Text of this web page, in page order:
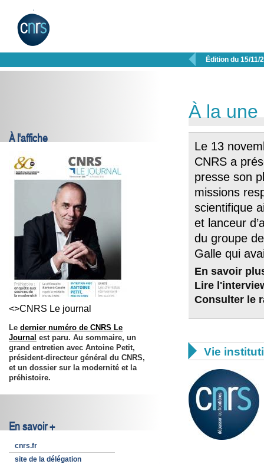
 Édition du 15/11/
À l'affiche
<>CNRS Le journal
Le dernier numéro de CNRS Le
Journal est paru. Au sommaire, un
grand entretien avec Antoine Petit,
président-directeur général du CNRS,
et un dossier sur la modernité et la
préhistoire.
En savoir +
cnrs.fr
site de la délégation
À la une
Le 13
CNRS a
presse son
missions
scientifique
et lanceur
du groupe
Galle qui
En savoir
Lire
Consulter le
 Vie